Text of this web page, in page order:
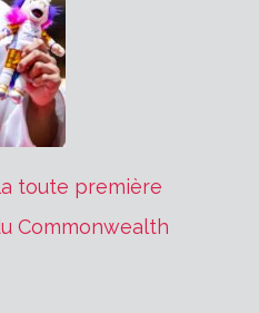
toute première
Commonwealth